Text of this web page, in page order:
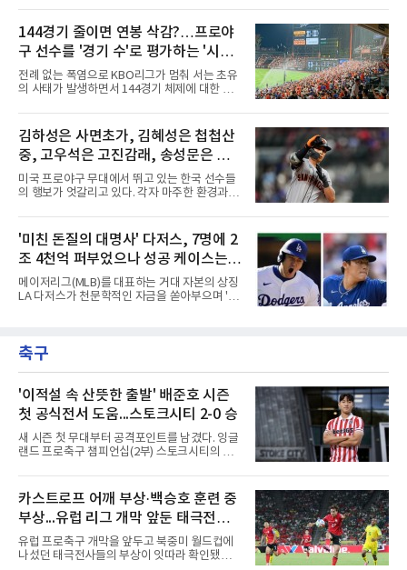
라도 돌아올 곳이 확실하다.그렇다고 포스팅 도
전의 의미가 작아지는 것은 아
을 결정짓는 가운데, LA 다저스의 오타니 쇼헤
이가 완벽한 대성공 신화를 써 내려가는 것과 달
리 토론토 블루제이스의 블라디미르 게레로 주
니어는 대참사 수준의 부진에 허덕이고 있다.토
론토는 2025년 4월 게레로 주니어와 계약 기간
14년, 총액 5억 달러(당시 7300억원)라는 메이
저리그 역사상 손꼽히는 초대형 연장 계약을 체
서 보여준 맹활약을 믿고 그에게 팀의 미래를 전
적으로 맡겼다.그러나 2026시즌
144경기 줄이면 연봉 삭감?…프로야
구 선수를 '경기 수'로 평가하는 '시대
착오'
전례 없는 폭염으로 KBO리그가 멈춰 서는 초유
의 사태가 발생하면서 144경기 체제에 대한 근
다.선수들의 건강과 경기력, 그리고 리그의 지속
가능성을 고려하면 이제는 단순히 '얼마나 많은
경기를 치르느냐'가 아니라 '어떤 수준의 경기를
보여주느냐'를 고민해야 할 시점이다. 그런데 경
기 수를 줄이면 선수들의 연봉도 깎아야 하냐는
얘기가 나온다. 과연 프로야구 선수의 가치를 경
기 수로만 계산하는 것이 맞을까?선수들의 연봉
그리고 대체 불가능한 경쟁력에 대한 평가다.
144경기를 치른다고
김하성은 사면초가, 김혜성은 첩첩산
중, 고우석은 고진감래, 송성문은 무
난지경... 이정후는?
미국 프로야구 무대에서 뛰고 있는 한국 선수들
의 행보가 엇갈리고 있다. 각자 마주한 환경과 현
한 이들의 사투는 저마다의 방식으로 치열하게
전개되는 중이다. 태평양 건너에서 써 내려가고
있는 다섯 선수의 성적표와 현재 처지를 사자성
어로 진단해 본다.김하성은 사면초가에 직면했
다. 잇따른 부상과 이로 인한 긴 공백기는 선수
개인에게 치명적인 타격이었다. 여기에 FA 계약
을 앞둔 시점에서 터져 나온 부진까지 겹치며,
동시에 이뤄내야 하는 그의 앞길에는 그 어느 때
보다 차갑고 무거운 시
'미친 돈질의 대명사' 다저스, 7명에 2
조 4천억 퍼부었으나 성공 케이스는
오타니와 야마모토뿐
메이저리그(MLB)를 대표하는 거대 자본의 상징
LA 다저스가 천문학적인 자금을 쏟아부으며 '스
뒤흔들겠다는 전략이었지만, 실상은 뼈아픈 부
작용만 떠안은 모양새다.다저스가 최근 몇 년간
17억 2,300만 달러에 달한다. 현재 환율을 기준
으로 환산하면 약 2조 4200억원이라는 경악스
러운 금액이다. 오직 자본의 힘만으로 메이저리
그를 정복하겠다는 프런트의 의지가 얼마나 거
대했는지를 보여주는 대목이다.그러나 이 엄청
난 투자의 승수 효과는 기대에
축구
'이적설 속 산뜻한 출발' 배준호 시즌
첫 공식전서 도움...스토크시티 2-0 승
새 시즌 첫 무대부터 공격포인트를 남겼다. 잉글
랜드 프로축구 챔피언십(2부) 스토크시티의 배
호는 9일(한국시간) 영국 스토크온트렌트의 베
트365 스타디움에서 열린 올덤 애슬레틱(4부)과
의 2026-2027시즌 잉글랜드 풋볼리그컵(EFL
컵) 1라운드에서 팀의 2-0 승리에 쐐기를 박는
골을 도왔다.투입 직후 결정적인 장면을 만들었
다. 1-0으로 앞서던 후반 21분 그라운드를 밟은
그는 후반 37분 상대 수비 라인 사이를 찌르는
카스트로프 어깨 부상·백승호 훈련 중
부상...유럽 리그 개막 앞둔 태극전사
악재
유럽 프로축구 개막을 앞두고 북중미 월드컵에
나섰던 태극전사들의 부상이 잇따라 확인됐다.